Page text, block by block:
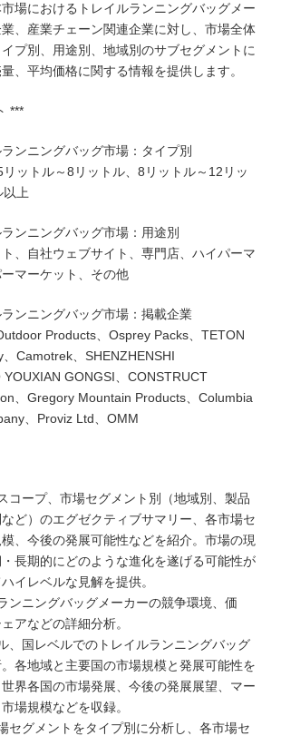
場におけるトレイルランニングバッグメー
、産業チェーン関連企業に対し、市場全体
プ別、用途別、地域別のサブセグメントに
、平均価格に関する情報を提供します。
***
ンニングバッグ市場：タイプ別
ットル～8リットル、8リットル～12リッ
以上
ンニングバッグ市場：用途別
、自社ウェブサイト、専門店、ハイパーマ
マーケット、その他
ランニングバッグ市場：掲載企業
Products、Osprey Packs、TETON
Camotrek、SHENZHENSHI
YOUXIAN GONGSI、CONSTRUCT
、Gregory Mountain Products、Columbia
、Proviz Ltd、OMM
コープ、市場セグメント別（地域別、製品
ど）のエグゼクティブサマリー、各市場セ
、今後の発展可能性などを紹介。市場の現
長期的にどのような進化を遂げる可能性が
イレベルな見解を提供。
ンニングバッグメーカーの競争環境、価
アなどの詳細分析。
、国レベルでのトレイルランニングバッグ
各地域と主要国の市場規模と発展可能性を
界各国の市場発展、今後の発展展望、マー
場規模などを収録。
セグメントをタイプ別に分析し、各市場セ